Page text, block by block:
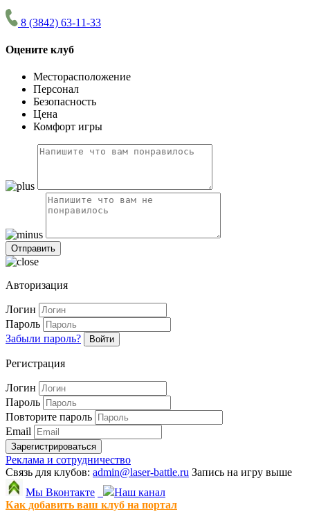
8 (3842) 63-11-33
Оцените клуб
Месторасположение
Персонал
Безопасность
Цена
Комфорт игры
Авторизация
Логин
Пароль
Забыли пароль?
Войти
Регистрация
Логин
Пароль
Повторите пароль
Email
Зарегистрироваться
Реклама и сотрудничество
Связь для клубов: admin@laser-battle.ru Запись на игру выше
Мы Вконтакте
Наш канал
Как добавить ваш клуб на портал